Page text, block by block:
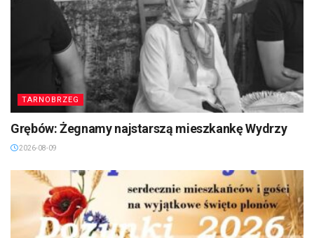
TARNOBRZEG
Grębów: Żegnamy najstarszą mieszkankę Wydrzy
2026-08-09